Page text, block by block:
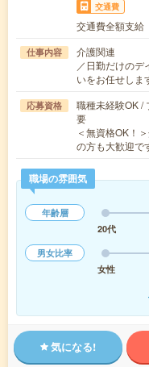
交通費
交通費全額支給
仕事内容
介護関連
／日勤だけの
いをお任せし
応募資格
職種未経験OK /
要
＜無資格OK！
の方も大歓迎で
職場の雰囲気
年齢層
20代
男女比率
女性
気になる!